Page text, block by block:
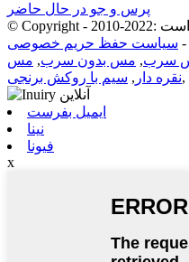
پرس و جو در حال حاضر
- سیاست حفظ حریم خصوصی
سرب, مس بدون سرب, مس
نقره دار , سیم با روکش برنجی ,
ایمیل بفرست
نینا
فیونا
x